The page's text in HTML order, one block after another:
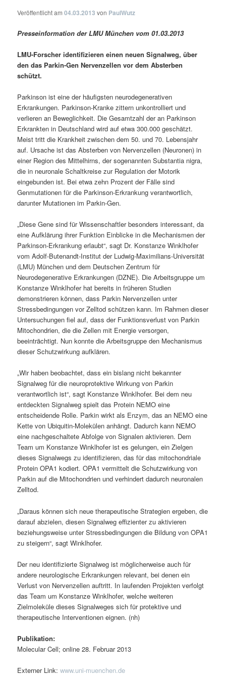
Veröffentlicht am04.03.2013 von PaulWutz
Presseinformation der LMU München vom 01.03.2013
LMU-Forscher identifizieren einen neuen Signalweg, über
den das Parkin-Gen Nervenzellen vor dem Absterben
schützt.
Parkinson ist eine der häufigsten neurodegenerativen
Erkrankungen. Parkinson-Kranke zittern unkontrolliert und
verlieren an Beweglichkeit. Die Gesamtzahl der an Parkinson
Erkrankten in Deutschland wird auf etwa 300.000 geschätzt.
Meist tritt die Krankheit zwischen dem 50. und 70. Lebensjahr
auf. Ursache ist das Absterben von Nervenzellen (Neuronen) in
einer Region des Mittelhirns, der sogenannten Substantia nigra,
die in neuronale Schaltkreise zur Regulation der Motorik
eingebunden ist. Bei etwa zehn Prozent der Fälle sind
Genmutationen für die Parkinson-Erkrankung verantwortlich,
darunter Mutationen im Parkin-Gen.
„Diese Gene sind für Wissenschaftler besonders interessant, da
eine Aufklärung ihrer Funktion Einblicke in die Mechanismen der
Parkinson-Erkrankung erlaubt“, sagt Dr. Konstanze Winklhofer
vom Adolf-Butenandt-Institut der Ludwig-Maximilians-Universität
(LMU) München und dem Deutschen Zentrum für
Neurodegenerative Erkrankungen (DZNE). Die Arbeitsgruppe um
Konstanze Winklhofer hat bereits in früheren Studien
demonstrieren können, dass Parkin Nervenzellen unter
Stressbedingungen vor Zelltod schützen kann. Im Rahmen dieser
Untersuchungen fiel auf, dass der Funktionsverlust von Parkin
Mitochondrien, die die Zellen mit Energie versorgen,
beeinträchtigt. Nun konnte die Arbeitsgruppe den Mechanismus
dieser Schutzwirkung aufklären.
„Wir haben beobachtet, dass ein bislang nicht bekannter
Signalweg für die neuroprotektive Wirkung von Parkin
verantwortlich ist“, sagt Konstanze Winklhofer. Bei dem neu
entdeckten Signalweg spielt das Protein NEMO eine
entscheidende Rolle. Parkin wirkt als Enzym, das an NEMO eine
Kette von Ubiquitin-Molekülen anhängt. Dadurch kann NEMO
eine nachgeschaltete Abfolge von Signalen aktivieren. Dem
Team um Konstanze Winklhofer ist es gelungen, ein Zielgen
dieses Signalwegs zu identifizieren, das für das mitochondriale
Protein OPA1 kodiert. OPA1 vermittelt die Schutzwirkung von
Parkin auf die Mitochondrien und verhindert dadurch neuronalen
Zelltod.
„Daraus können sich neue therapeutische Strategien ergeben, die
darauf abzielen, diesen Signalweg effizienter zu aktivieren
beziehungsweise unter Stressbedingungen die Bildung von OPA1
zu steigern“, sagt Winklhofer.
Der neu identifizierte Signalweg ist möglicherweise auch für
andere neurologische Erkrankungen relevant, bei denen ein
Verlust von Nervenzellen auftritt. In laufenden Projekten verfolgt
das Team um Konstanze Winklhofer, welche weiteren
Zielmoleküle dieses Signalweges sich für protektive und
therapeutische Interventionen eignen. (nh)
Publikation:
Molecular Cell; online 28. Februar 2013
Externer Link:www.uni-muenchen.de